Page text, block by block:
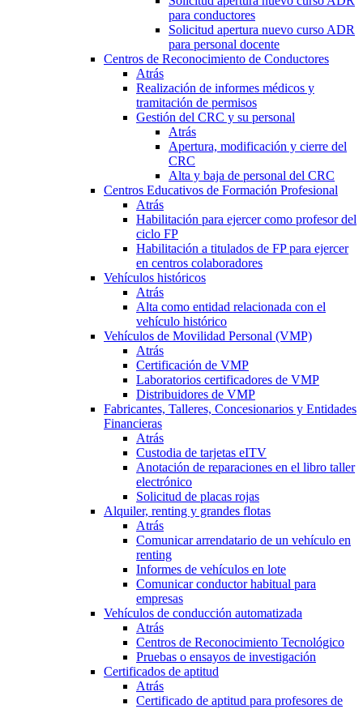
para conductores
Solicitud apertura nuevo curso ADR
para personal docente
Centros de Reconocimiento de Conductores
Atrás
Realización de informes médicos y
tramitación de permisos
Gestión del CRC y su personal
Atrás
Apertura, modificación y cierre del
CRC
Alta y baja de personal del CRC
Centros Educativos de Formación Profesional
Atrás
Habilitación para ejercer como profesor del
ciclo FP
Habilitación a titulados de FP para ejercer
en centros colaboradores
Vehículos históricos
Atrás
Alta como entidad relacionada con el
vehículo histórico
Vehículos de Movilidad Personal (VMP)
Atrás
Certificación de VMP
Laboratorios certificadores de VMP
Distribuidores de VMP
Fabricantes, Talleres, Concesionarios y Entidades
Financieras
Atrás
Custodia de tarjetas eITV
Anotación de reparaciones en el libro taller
electrónico
Solicitud de placas rojas
Alquiler, renting y grandes flotas
Atrás
Comunicar arrendatario de un vehículo en
renting
Informes de vehículos en lote
Comunicar conductor habitual para
empresas
Vehículos de conducción automatizada
Atrás
Centros de Reconocimiento Tecnológico
Pruebas o ensayos de investigación
Certificados de aptitud
Atrás
Certificado de aptitud para profesores de